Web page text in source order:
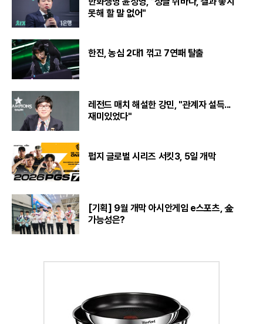
못해 할 말 없어"
한진, 농심 2대1 꺾고 7연패 탈출
레전드 매치 해설한 강민, "관계자 설득...
재미있었다"
펍지 글로벌 시리즈 서킷3, 5일 개막
[기획] 9월 개막 아시안게임 e스포츠, 金
가능성은?